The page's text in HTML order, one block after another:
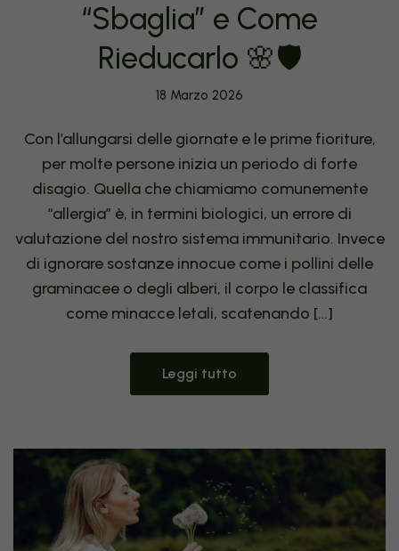
“Sbaglia” e Come
Rieducarlo 🌸🛡️
18 Marzo 2026
Con l’allungarsi delle giornate e le prime fioriture,
per molte persone inizia un periodo di forte
disagio. Quella che chiamiamo comunemente
“allergia” è, in termini biologici, un errore di
valutazione del nostro sistema immunitario. Invece
di ignorare sostanze innocue come i pollini delle
graminacee o degli alberi, il corpo le classifica
come minacce letali, scatenando […]
Leggi tutto